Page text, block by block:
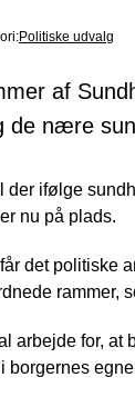
Politiske udvalg
af
de nære
der ifølge
nu på plads.
det politiske
rammer,
arbejde for,
borgernes